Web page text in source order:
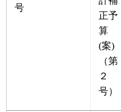
号
正予
算
(案)
（第
２
号）